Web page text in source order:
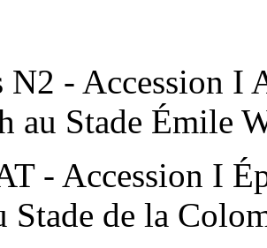
N2 - Accession I
au Stade Émile
- Accession I
Stade de la